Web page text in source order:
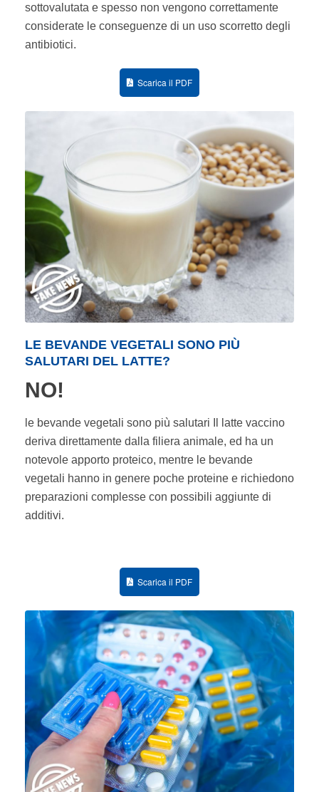
sottovalutata e spesso non vengono correttamente
considerate le conseguenze di un uso scorretto degli
antibiotici.
Scarica il PDF
LE BEVANDE VEGETALI SONO PIÙ
SALUTARI DEL LATTE?
NO!
le bevande vegetali sono più salutari Il latte vaccino
deriva direttamente dalla filiera animale, ed ha un
notevole apporto proteico, mentre le bevande
vegetali hanno in genere poche proteine e richiedono
preparazioni complesse con possibili aggiunte di
additivi.
Scarica il PDF